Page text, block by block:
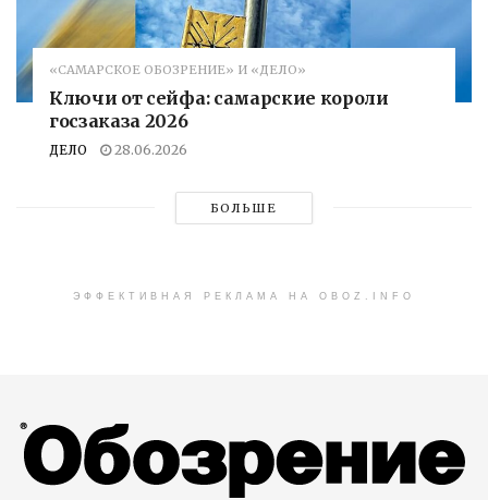
«САМАРСКОЕ ОБОЗРЕНИЕ» И «ДЕЛО»
Ключи от сейфа: самарские короли
госзаказа 2026
ДЕЛО 28.06.2026
БОЛЬШЕ
ЭФФЕКТИВНАЯ РЕКЛАМА НА OBOZ.INFO